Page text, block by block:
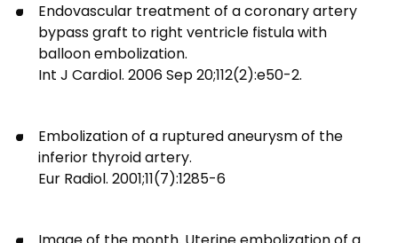
Endovascular treatment of a coronary artery
bypass graft to right ventricle fistula with
balloon embolization.
Int J Cardiol. 2006 Sep 20;112(2):e50-2.
Embolization of a ruptured aneurysm of the
inferior thyroid artery.
Eur Radiol. 2001;11(7):1285-6